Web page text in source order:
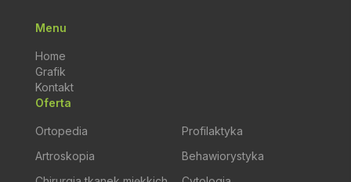
Menu
Home
Grafik
Kontakt
Oferta
Ortopedia
Profilaktyka
Artroskopia
Behawiorystyka